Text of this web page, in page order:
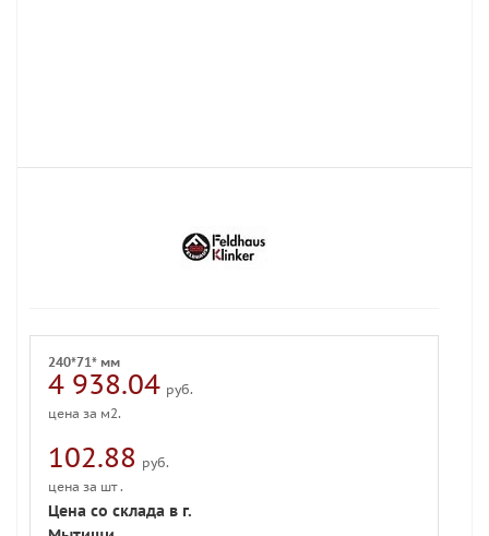
240*71* мм
4 938.04 руб.
цена за м2.
102.88 руб.
цена за шт .
Цена со склада в г.